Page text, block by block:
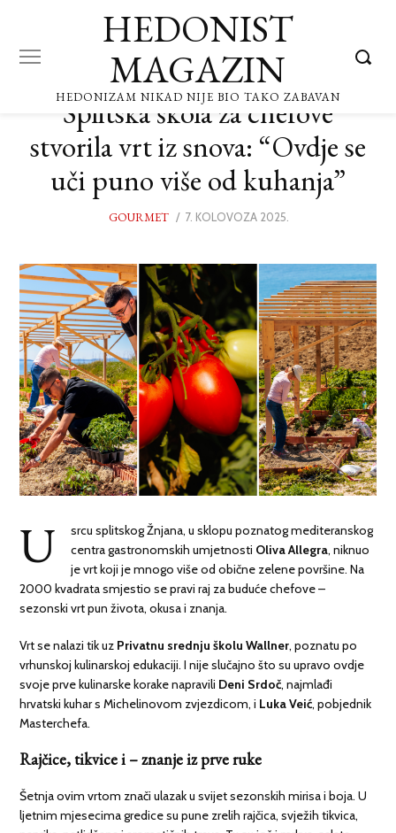
HEDONIST
MAGAZIN
HEDONIZAM NIKAD NIJE BIO TAKO ZABAVAN
Splitska škola za chefove
stvorila vrt iz snova: “Ovdje se
uči puno više od kuhanja”
GOURMET
POSTED
7. KOLOVOZA 2025.
U
srcu splitskog Žnjana, u sklopu poznatog mediteranskog
centra gastronomskih umjetnosti Oliva Allegra, niknuo
je vrt koji je mnogo više od obične zelene površine. Na
2000 kvadrata smjestio se pravi raj za buduće chefove –
sezonski vrt pun života, okusa i znanja.
Vrt se nalazi tik uz Privatnu srednju školu Wallner, poznatu po
vrhunskoj kulinarskoj edukaciji. I nije slučajno što su upravo ovdje
svoje prve kulinarske korake napravili Deni Srdoč, najmlađi
hrvatski kuhar s Michelinovom zvjezdicom, i Luka Veić, pobjednik
Masterchefa.
Rajčice, tikvice i – znanje iz prve ruke
Šetnja ovim vrtom znači ulazak u svijet sezonskih mirisa i boja. U
ljetnim mjesecima gredice su pune zrelih rajčica, svježih tikvica,